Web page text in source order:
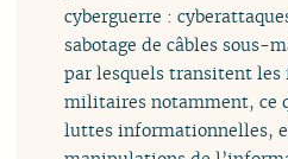
cyberguerre :
sabotage de câbles sous-
par lesquels transitent
militaires notamment, ce
luttes informationnelles,